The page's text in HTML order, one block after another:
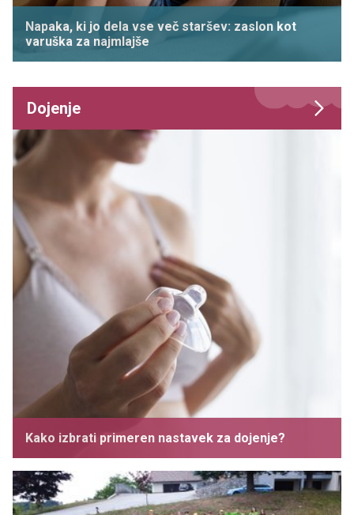
Napaka, ki jo dela vse več staršev: zaslon kot
varuška za najmlajše
Dojenje
Kako izbrati primeren nastavek za dojenje?